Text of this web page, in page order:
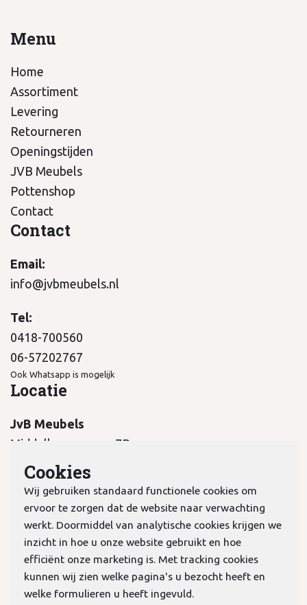
Menu
Home
Assortiment
Levering
Retourneren
Openingstijden
JVB Meubels
Pottenshop
Contact
Contact
Email:
info@jvbmeubels.nl
Tel:
0418-700560
06-57202767
Ook Whatsapp is mogelijk
Locatie
JvB Meubels
Middelkampseweg 7B
5311 PC Gameren
KvK:70978298
Privacyverklaring
Cookies
Wij gebruiken standaard functionele cookies om
ervoor te zorgen dat de website naar verwachting
werkt. Doormiddel van analytische cookies krijgen we
inzicht in hoe u onze website gebruikt en hoe
efficiënt onze marketing is. Met tracking cookies
kunnen wij zien welke pagina's u bezocht heeft en
welke formulieren u heeft ingevuld.